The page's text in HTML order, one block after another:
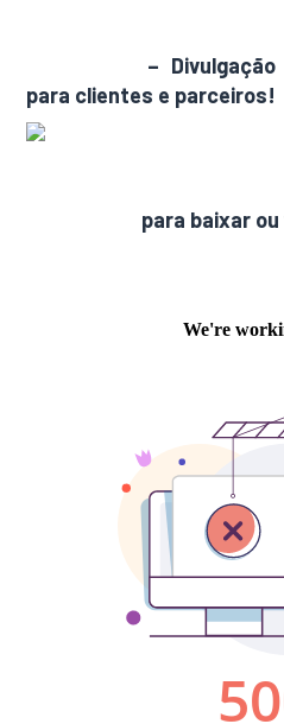
–
para clientes e parceiros!
para baixar